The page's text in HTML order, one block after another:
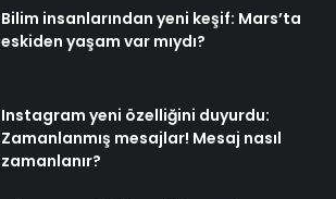
Bilim insanlarından yeni keşif: Mars’ta
eskiden yaşam var mıydı?
Instagram yeni özelliğini duyurdu:
Zamanlanmış mesajlar! Mesaj nasıl
zamanlanır?